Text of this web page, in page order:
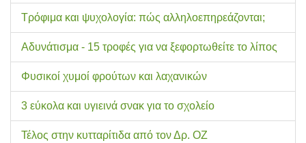
Τρόφιμα και ψυχολογία: πώς αλληλοεπηρεάζονται;
Αδυνάτισμα - 15 τροφές για να ξεφορτωθείτε το λίπος
Φυσικοί χυμοί φρούτων και λαχανικών
3 εύκολα και υγιεινά σνακ για το σχολείo
Τέλος στην κυτταρίτιδα από τον Δρ. ΟΖ